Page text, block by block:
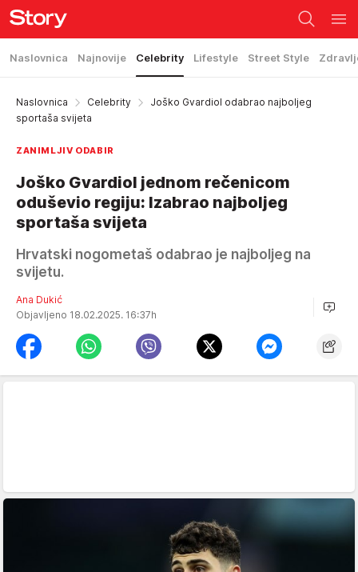
Naslovnica Najnovije Celebrity Lifestyle Street Style
Naslovnica Celebrity
Joško Gvardiol odabrao najboljeg
sportaša svijeta
ZANIMLJIV ODABIR
Joško Gvardiol jednom rečenicom
oduševio regiju: Izabrao najboljeg
sportaša svijeta
Hrvatski nogometaš odabrao je najboljeg na
svijetu.
Ana Dukić
Objavljeno 18.02.2025. 16:37h